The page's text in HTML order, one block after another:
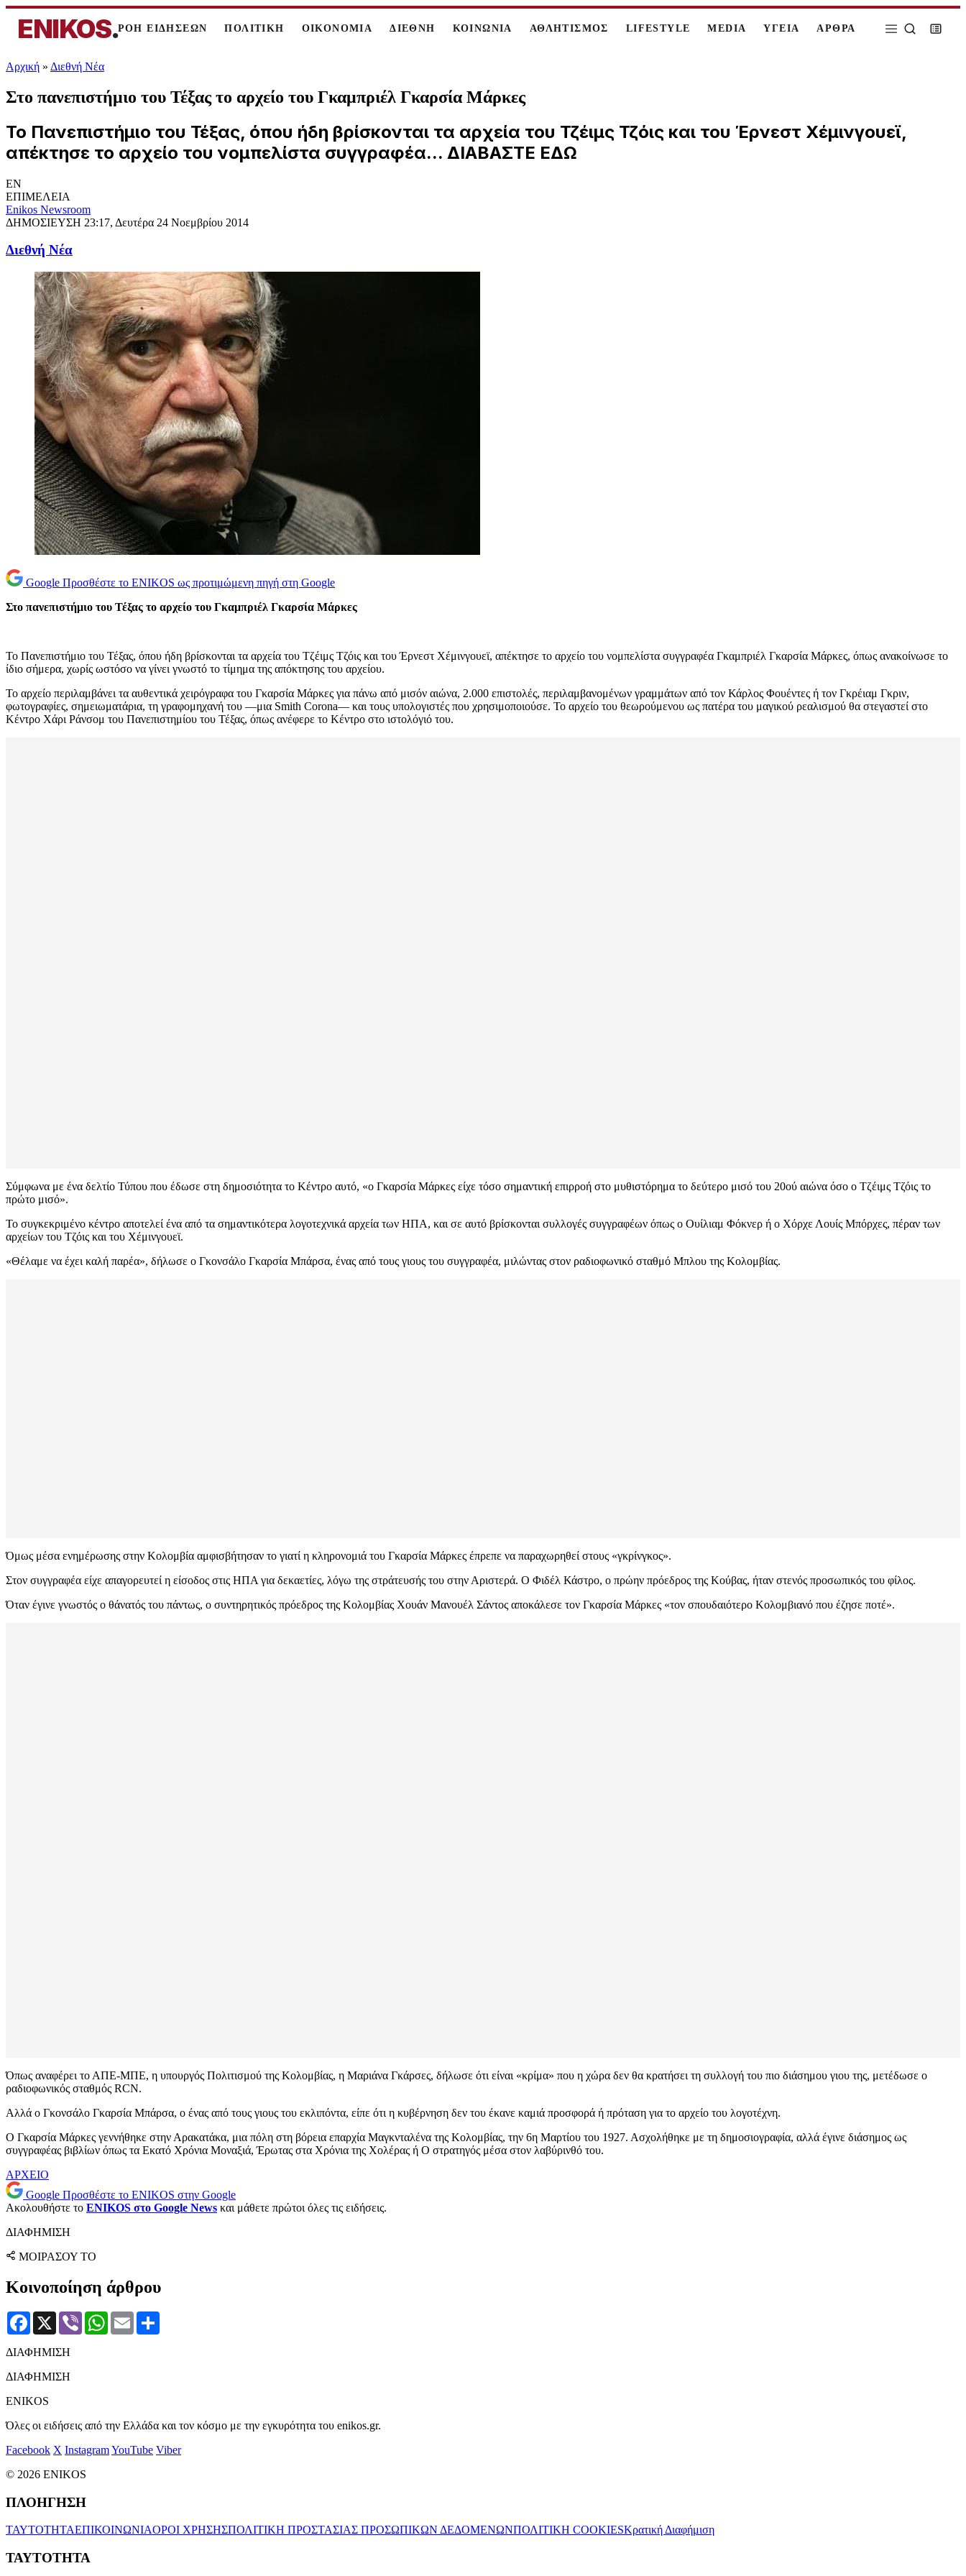
ENIKOS.ΡΟΗ ΕΙΔΗΣΕΩΝ ΠΟΛΙΤΙΚΗ ΟΙΚΟΝΟΜΙΑ ΔΙΕΘΝΗ ΚΟΙΝΩΝΙΑ ΑΘΛΗΤΙΣΜΟΣ LIFESTYLE MEDIA ΥΓΕΙΑ ΑΡΘΡΑ
Αρχική » Διεθνή Νέα
Στο πανεπιστήμιο του Τέξας το αρχείο του Γκαμπριέλ Γκαρσία Μάρκες
Το Πανεπιστήμιο του Τέξας, όπου ήδη βρίσκονται τα αρχεία του Τζέιμς Τζόις και του Έρνεστ Χέμινγουεϊ,
απέκτησε το αρχείο του νομπελίστα συγγραφέα... ΔΙΑΒΑΣΤΕ ΕΔΩ
EN
ΕΠΙΜΕΛΕΙΑ
Enikos Newsroom
ΔΗΜΟΣΙΕΥΣΗ 23:17, Δευτέρα 24 Νοεμβρίου 2014
Διεθνή Νέα
Google Προσθέστε το ENIKOS ως προτιμώμενη πηγή στη Google
Στο πανεπιστήμιο του Τέξας το αρχείο του Γκαμπριέλ Γκαρσία Μάρκες
Το Πανεπιστήμιο του Τέξας, όπου ήδη βρίσκονται τα αρχεία του Τζέιμς Τζόις και του Έρνεστ Χέμινγουεϊ, απέκτησε το αρχείο του νομπελίστα συγγραφέα Γκαμπριέλ Γκαρσία Μάρκες, όπως ανακοίνωσε το
ίδιο σήμερα, χωρίς ωστόσο να γίνει γνωστό το τίμημα της απόκτησης του αρχείου.
Το αρχείο περιλαμβάνει τα αυθεντικά χειρόγραφα του Γκαρσία Μάρκες για πάνω από μισόν αιώνα, 2.000 επιστολές, περιλαμβανομένων γραμμάτων από τον Κάρλος Φουέντες ή τον Γκρέιαμ Γκριν,
φωτογραφίες, σημειωματάρια, τη γραφομηχανή του —μια Smith Corona— και τους υπολογιστές που χρησιμοποιούσε. Το αρχείο του θεωρούμενου ως πατέρα του μαγικού ρεαλισμού θα στεγαστεί στο
Κέντρο Χάρι Ράνσομ του Πανεπιστημίου του Τέξας, όπως ανέφερε το Κέντρο στο ιστολόγιό του.
Σύμφωνα με ένα δελτίο Τύπου που έδωσε στη δημοσιότητα το Κέντρο αυτό, «ο Γκαρσία Μάρκες είχε τόσο σημαντική επιρροή στο μυθιστόρημα το δεύτερο μισό του 20ού αιώνα όσο ο Τζέιμς Τζόις το
πρώτο μισό».
Το συγκεκριμένο κέντρο αποτελεί ένα από τα σημαντικότερα λογοτεχνικά αρχεία των ΗΠΑ, και σε αυτό βρίσκονται συλλογές συγγραφέων όπως ο Ουίλιαμ Φόκνερ ή ο Χόρχε Λουίς Μπόρχες, πέραν των
αρχείων του Τζόις και του Χέμινγουεϊ.
«Θέλαμε να έχει καλή παρέα», δήλωσε ο Γκονσάλο Γκαρσία Μπάρσα, ένας από τους γιους του συγγραφέα, μιλώντας στον ραδιοφωνικό σταθμό Μπλου της Κολομβίας.
Όμως μέσα ενημέρωσης στην Κολομβία αμφισβήτησαν το γιατί η κληρονομιά του Γκαρσία Μάρκες έπρεπε να παραχωρηθεί στους «γκρίνγκος».
Στον συγγραφέα είχε απαγορευτεί η είσοδος στις ΗΠΑ για δεκαετίες, λόγω της στράτευσής του στην Αριστερά. Ο Φιδέλ Κάστρο, ο πρώην πρόεδρος της Κούβας, ήταν στενός προσωπικός του φίλος.
Όταν έγινε γνωστός ο θάνατός του πάντως, ο συντηρητικός πρόεδρος της Κολομβίας Χουάν Μανουέλ Σάντος αποκάλεσε τον Γκαρσία Μάρκες «τον σπουδαιότερο Κολομβιανό που έζησε ποτέ».
Όπως αναφέρει το ΑΠΕ-ΜΠΕ, η υπουργός Πολιτισμού της Κολομβίας, η Μαριάνα Γκάρσες, δήλωσε ότι είναι «κρίμα» που η χώρα δεν θα κρατήσει τη συλλογή του πιο διάσημου γιου της, μετέδωσε ο
ραδιοφωνικός σταθμός RCN.
Αλλά ο Γκονσάλο Γκαρσία Μπάρσα, ο ένας από τους γιους του εκλιπόντα, είπε ότι η κυβέρνηση δεν του έκανε καμιά προσφορά ή πρόταση για το αρχείο του λογοτέχνη.
Ο Γκαρσία Μάρκες γεννήθηκε στην Αρακατάκα, μια πόλη στη βόρεια επαρχία Μαγκνταλένα της Κολομβίας, την 6η Μαρτίου του 1927. Ασχολήθηκε με τη δημοσιογραφία, αλλά έγινε διάσημος ως
συγγραφέας βιβλίων όπως τα Εκατό Χρόνια Μοναξιά, Έρωτας στα Χρόνια της Χολέρας ή Ο στρατηγός μέσα στον λαβύρινθό του.
ΑΡΧΕΙΟ
Google Προσθέστε το ENIKOS στην Google
Ακολουθήστε το ENIKOS στο Google News και μάθετε πρώτοι όλες τις ειδήσεις.
ΔΙΑΦΗΜΙΣΗ
ΜΟΙΡΑΣΟΥ ΤΟ
Κοινοποίηση άρθρου
Facebook
X Viber WhatsApp
Email
ΔΙΑΦΗΜΙΣΗ
ΔΙΑΦΗΜΙΣΗ
ENIKOS
Όλες οι ειδήσεις από την Ελλάδα και τον κόσμο με την εγκυρότητα του enikos.gr.
Facebook X InstagramYouTube Viber
© 2026 ENIKOS
ΠΛΟΗΓΗΣΗ
ΤΑΥΤΟΤΗΤΑΕΠΙΚΟΙΝΩΝΙΑΟΡΟΙ ΧΡΗΣΗΣΠΟΛΙΤΙΚΗ ΠΡΟΣΤΑΣΙΑΣ ΠΡΟΣΩΠΙΚΩΝ ΔΕΔΟΜΕΝΩΝΠΟΛΙΤΙΚΗ COOKIESΚρατική Διαφήμιση
ΤΑΥΤΟΤΗΤΑ